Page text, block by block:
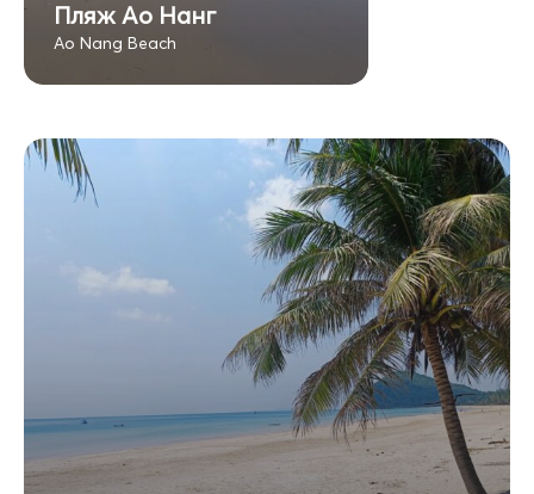
Пляж Ао Нанг
Ao Nang Beach